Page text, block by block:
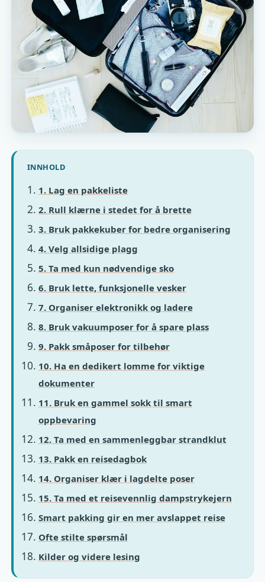
INNHOLD
1. Lag en pakkeliste
2. Rull klærne i stedet for å brette
3. Bruk pakkekuber for bedre organisering
4. Velg allsidige plagg
5. Ta med kun nødvendige sko
6. Bruk lette, funksjonelle vesker
7. Organiser elektronikk og ladere
8. Bruk vakuumposer for å spare plass
9. Pakk småposer for tilbehør
10. Ha en dedikert lomme for viktige
dokumenter
11. Bruk en gammel sokk til smart
oppbevaring
12. Ta med en sammenleggbar strandklut
13. Pakk en reisedagbok
14. Organiser klær i lagdelte poser
15. Ta med et reisevennlig dampstrykejern
Smart pakking gir en mer avslappet reise
Ofte stilte spørsmål
Kilder og videre lesing